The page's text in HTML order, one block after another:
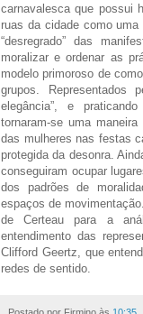
carnavalesca que possui
ruas da cidade como
“desregrado” das
moralizar e ordenar as
modelo primoroso de
grupos.
elegância”, e
tornaram-se uma
das mulheres nas festas
protegida da desonra.
conseguiram ocupar
dos padrões de
espaços de
de Certeau para a
entendimento das
Clifford Geertz, que
redes de sentido.